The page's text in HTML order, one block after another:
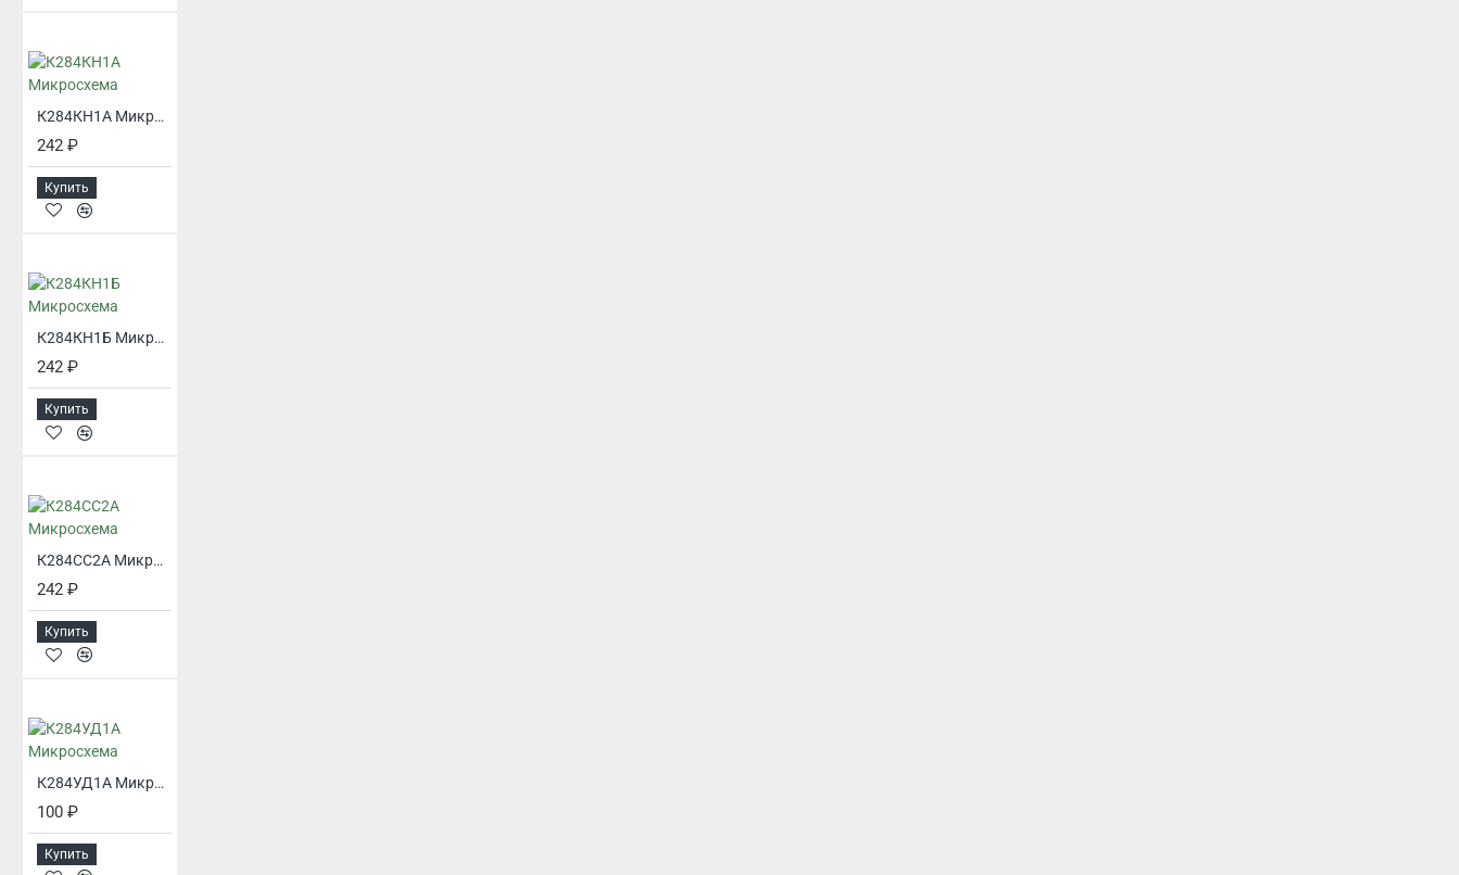
К284КН1А Микросхема
242 ₽
Купить
К284КН1Б Микросхема
242 ₽
Купить
К284СС2А Микросхема
242 ₽
Купить
К284УД1А Микросхема
100 ₽
Купить